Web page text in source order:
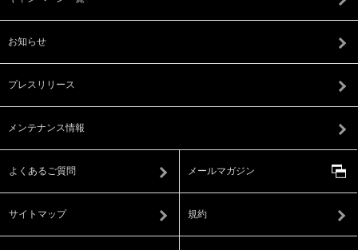
お知らせ
プレスリリース
メンテナンス情報
よくあるご質問 メールマガジン
サイトマップ 規約